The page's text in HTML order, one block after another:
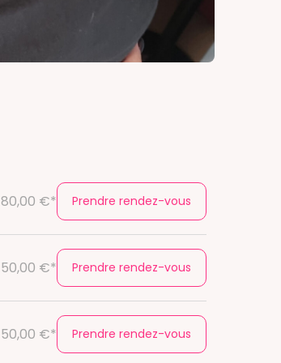
80,00 €* Prendre rendez-vous
50,00 €* Prendre rendez-vous
50,00 €* Prendre rendez-vous